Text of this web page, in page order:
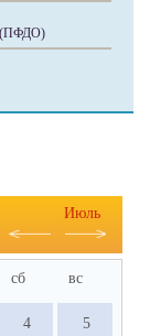
Июль
сб вс
4 5